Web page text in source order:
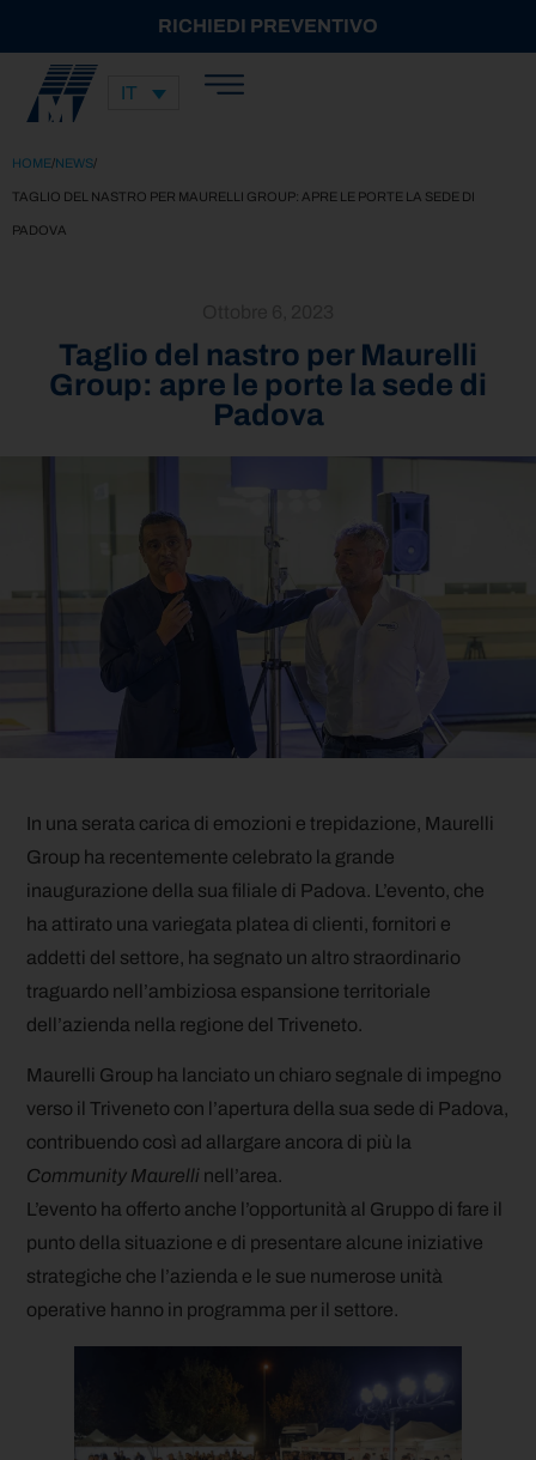
RICHIEDI PREVENTIVO
IT
HOME/NEWS/
TAGLIO DEL NASTRO PER MAURELLI GROUP: APRE LE PORTE LA SEDE DI
PADOVA
Taglio del nastro per Maurelli
Group: apre le porte la sede di
Padova
In una serata carica di emozioni e trepidazione, Maurelli
Group ha recentemente celebrato la grande
inaugurazione della sua filiale di Padova. L’evento, che
ha attirato una variegata platea di clienti, fornitori e
addetti del settore, ha segnato un altro straordinario
traguardo nell’ambiziosa espansione territoriale
dell’azienda nella regione del Triveneto.
Maurelli Group ha lanciato un chiaro segnale di impegno
verso il Triveneto con l’apertura della sua sede di Padova,
contribuendo così ad allargare ancora di più la
Community Maurelli nell’area.
L’evento ha offerto anche l’opportunità al Gruppo di fare il
punto della situazione e di presentare alcune iniziative
strategiche che l’azienda e le sue numerose unità
operative hanno in programma per il settore.